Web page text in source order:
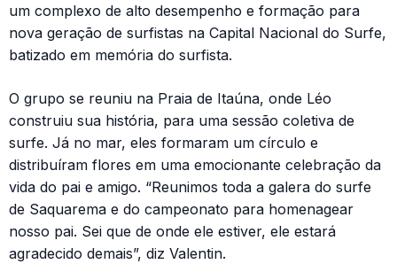
um complexo de alto desempenho e formação para
nova geração de surfistas na Capital Nacional do Surfe,
batizado em memória do surfista.
O grupo se reuniu na Praia de Itaúna, onde Léo
construiu sua história, para uma sessão coletiva de
surfe. Já no mar, eles formaram um círculo e
distribuíram flores em uma emocionante celebração da
vida do pai e amigo. “Reunimos toda a galera do surfe
de Saquarema e do campeonato para homenagear
nosso pai. Sei que de onde ele estiver, ele estará
agradecido demais”, diz Valentin.